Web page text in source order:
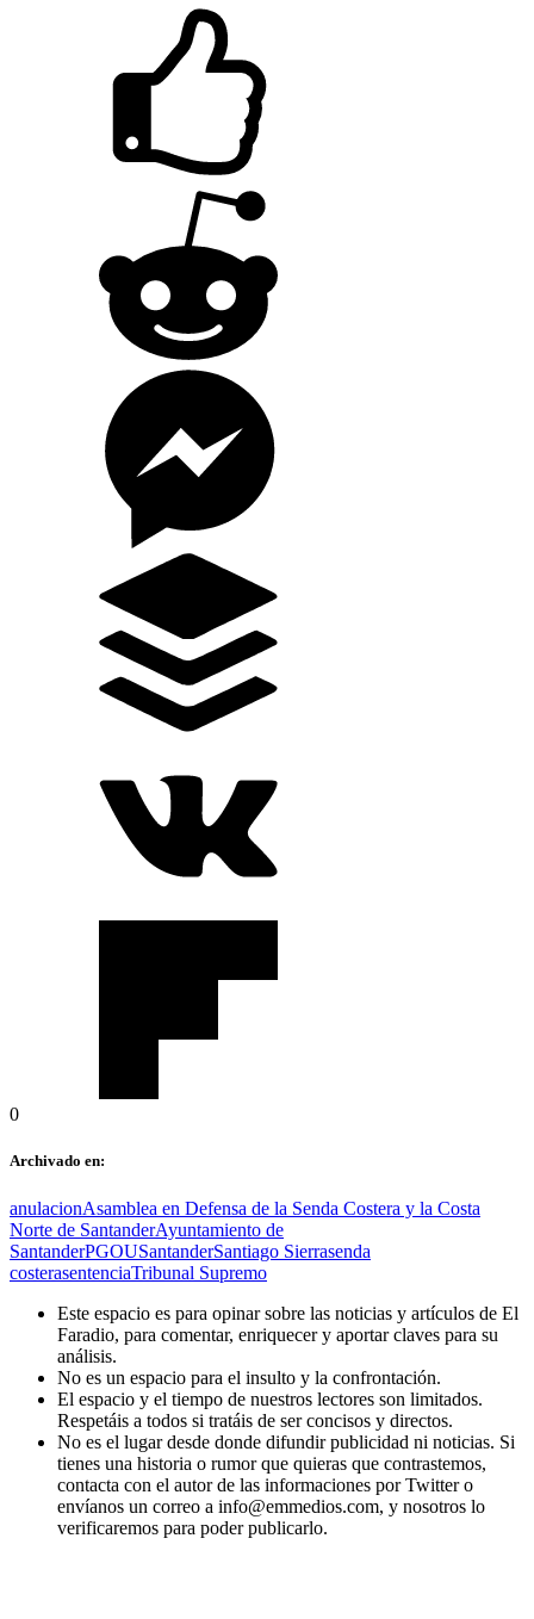
0
Archivado en:
anulacionAsamblea en Defensa de la Senda Costera y la Costa
Norte de SantanderAyuntamiento de
SantanderPGOUSantanderSantiago Sierrasenda
costerasentenciaTribunal Supremo
Este espacio es para opinar sobre las noticias y artículos de El
Faradio, para comentar, enriquecer y aportar claves para su
análisis.
No es un espacio para el insulto y la confrontación.
El espacio y el tiempo de nuestros lectores son limitados.
Respetáis a todos si tratáis de ser concisos y directos.
No es el lugar desde donde difundir publicidad ni noticias. Si
tienes una historia o rumor que quieras que contrastemos,
contacta con el autor de las informaciones por Twitter o
envíanos un correo a info@emmedios.com, y nosotros lo
verificaremos para poder publicarlo.